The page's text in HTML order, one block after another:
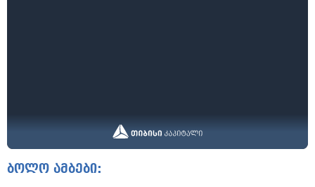
ბოლო ამბები: